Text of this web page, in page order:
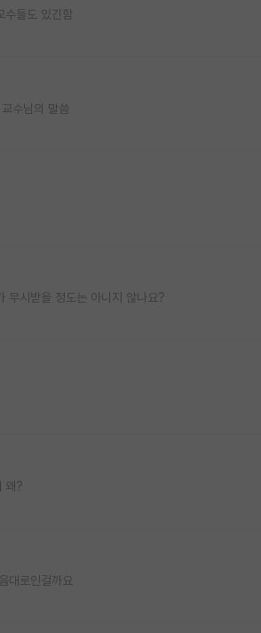
수들도 있긴함
수님의 말씀
무시받을 정도는 아니지 않나요?
왜?
대로인걸까요